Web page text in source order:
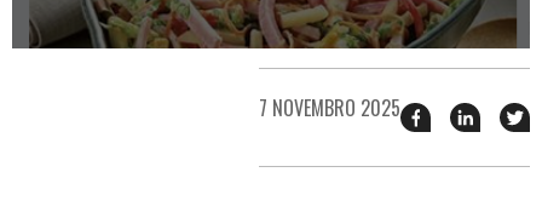
7 NOVEMBRO 2025 Compartilhar
esse
no
esse
no